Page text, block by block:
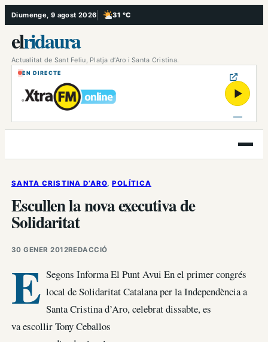
Vés
al
contingut
Diumenge, 9 agost 2026 31 °C
, Poc ennuvolat
elridaura
Actualitat de Sant Feliu, Platja d’Aro i Santa Cristina.
EN DIRECTE
▶
Obre
el
SANTA CRISTINA D’ARO, POLÍTICA
Escullen la nova executiva de
Solidaritat
30 GENER 2012REDACCIÓ
E Segons Informa El Punt Avui En el primer congrés
local de Solidaritat Catalana per la Independència a
Santa Cristina d’Aro, celebrat dissabte, es
va escollir Tony Ceballos